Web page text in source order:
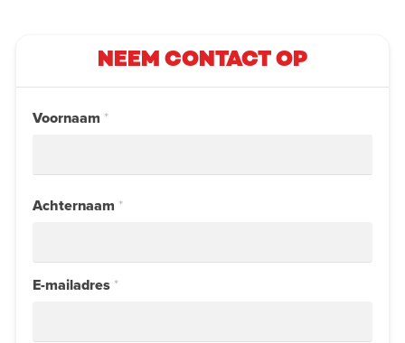
NEEM CONTACT OP
Voornaam *
Achternaam *
E-mailadres *